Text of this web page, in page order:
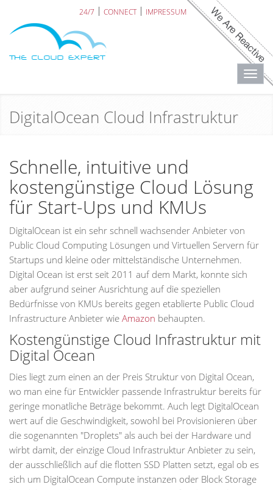
24/7 CONNECT IMPRESSUM
DigitalOcean Cloud Infrastruktur
Schnelle, intuitive und
kostengünstige Cloud Lösung
für Start-Ups und KMUs
DigitalOcean ist ein sehr schnell wachsender Anbieter von
Public Cloud Computing Lösungen und Virtuellen Servern für
Startups und kleine oder mittelständische Unternehmen.
Digital Ocean ist erst seit 2011 auf dem Markt, konnte sich
aber aufgrund seiner Ausrichtung auf die speziellen
Bedürfnisse von KMUs bereits gegen etablierte Public Cloud
Infrastructure Anbieter wie Amazon behaupten.
Kostengünstige Cloud Infrastruktur mit
Digital Ocean
Dies liegt zum einen an der Preis Struktur von Digital Ocean,
wo man eine für Entwickler passende Infrastruktur bereits für
geringe monatliche Beträge bekommt. Auch legt DigitalOcean
wert auf die Geschwindigkeit, sowohl bei Provisionieren über
die sogenannten "Droplets" als auch bei der Hardware und
wirbt damit, der einzige Cloud Infrastruktur Anbieter zu sein,
der ausschließlich auf die flotten SSD Platten setzt, egal ob es
sich um DigitalOcean Compute instanzen oder Block Storage